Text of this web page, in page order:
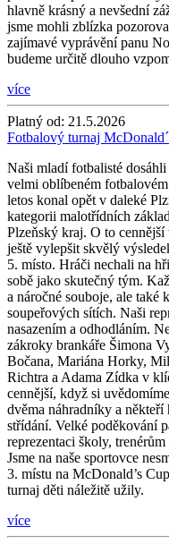
hlavně krásný a nevšední
jsme mohli zblízka
zajímavé vyprávění panu
budeme určitě dlouho
více
Platný od: 21.5.2026
Fotbalový turnaj
Naši mladí fotbalisté
velmi oblíbeném
letos konal opět v daleké
kategorii malotřídních
Plzeňský kraj. O to cennější
ještě vylepšit skvělý
5. místo. Hráči nechali na
sobě jako skutečný tým.
a náročné souboje, ale také
soupeřových sítích. Naši
nasazením a odhodláním.
zákroky brankáře Šimona
Bočana, Mariána Horky,
Richtra a Adama Zídka v
cennější, když si
dvěma náhradníky a
střídání. Velké poděkování
reprezentaci školy,
Jsme na naše sportovce
3. místu na McDonald’s
turnaj děti náležitě užily.
více